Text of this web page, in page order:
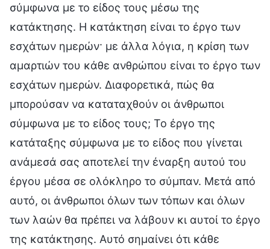
σύμφωνα με το είδος τους μέσω της
κατάκτησης. Η κατάκτηση είναι το έργο των
εσχάτων ημερών· με άλλα λόγια, η κρίση των
αμαρτιών του κάθε ανθρώπου είναι το έργο των
εσχάτων ημερών. Διαφορετικά, πώς θα
μπορούσαν να καταταχθούν οι άνθρωποι
σύμφωνα με το είδος τους; Το έργο της
κατάταξης σύμφωνα με το είδος που γίνεται
ανάμεσά σας αποτελεί την έναρξη αυτού του
έργου μέσα σε ολόκληρο το σύμπαν. Μετά από
αυτό, οι άνθρωποι όλων των τόπων και όλων
των λαών θα πρέπει να λάβουν κι αυτοί το έργο
της κατάκτησης. Αυτό σημαίνει ότι κάθε